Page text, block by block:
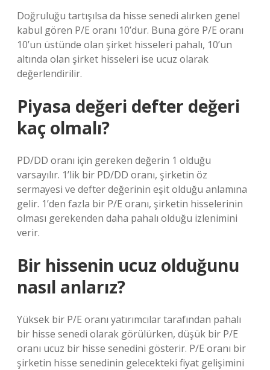
Doğruluğu tartışılsa da hisse senedi alırken genel
kabul gören P/E oranı 10’dur. Buna göre P/E oranı
10’un üstünde olan şirket hisseleri pahalı, 10’un
altında olan şirket hisseleri ise ucuz olarak
değerlendirilir.
Piyasa değeri defter değeri
kaç olmalı?
PD/DD oranı için gereken değerin 1 olduğu
varsayılır. 1’lik bir PD/DD oranı, şirketin öz
sermayesi ve defter değerinin eşit olduğu anlamına
gelir. 1’den fazla bir P/E oranı, şirketin hisselerinin
olması gerekenden daha pahalı olduğu izlenimini
verir.
Bir hissenin ucuz olduğunu
nasıl anlarız?
Yüksek bir P/E oranı yatırımcılar tarafından pahalı
bir hisse senedi olarak görülürken, düşük bir P/E
oranı ucuz bir hisse senedini gösterir. P/E oranı bir
şirketin hisse senedinin gelecekteki fiyat gelişimini